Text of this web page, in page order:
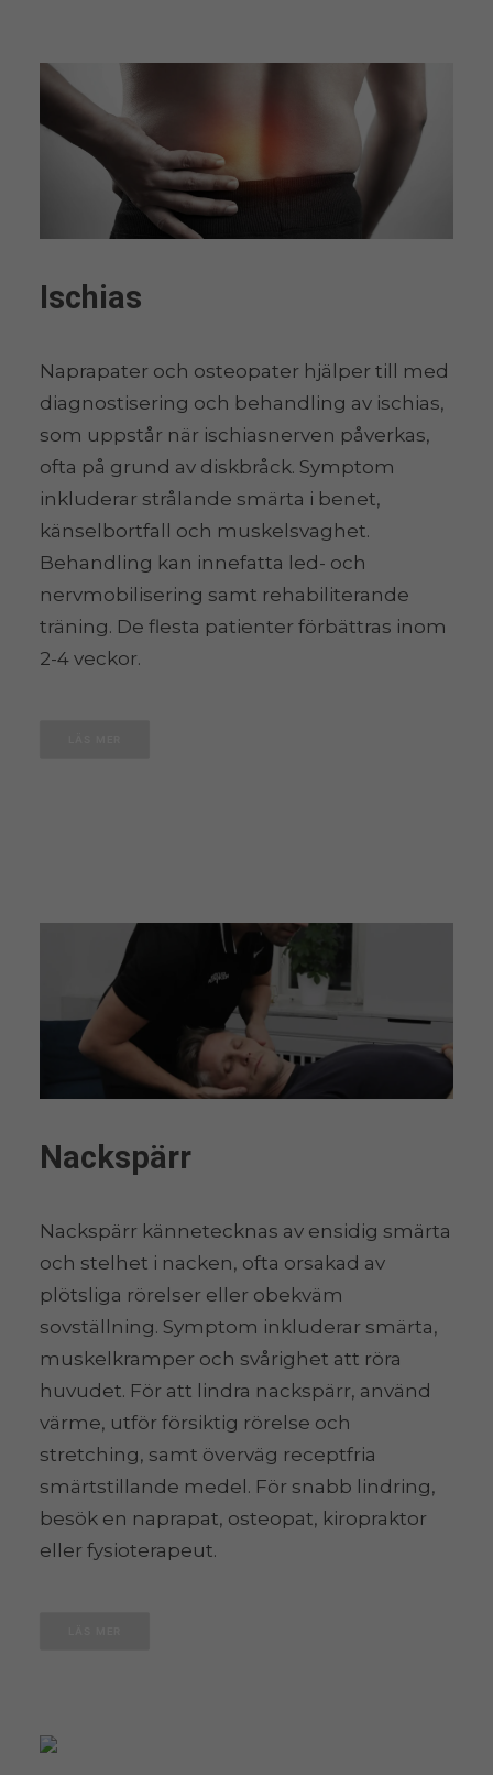
Ischias
Naprapater och osteopater hjälper till med
diagnostisering och behandling av ischias,
som uppstår när ischiasnerven påverkas,
ofta på grund av diskbråck. Symptom
inkluderar strålande smärta i benet,
känselbortfall och muskelsvaghet.
Behandling kan innefatta led- och
nervmobilisering samt rehabiliterande
träning. De flesta patienter förbättras inom
2-4 veckor.
Nackspärr
Nackspärr kännetecknas av ensidig smärta
och stelhet i nacken, ofta orsakad av
plötsliga rörelser eller obekväm
sovställning. Symptom inkluderar smärta,
muskelkramper och svårighet att röra
huvudet. För att lindra nackspärr, använd
värme, utför försiktig rörelse och
stretching, samt överväg receptfria
smärtstillande medel. För snabb lindring,
besök en naprapat, osteopat, kiropraktor
eller fysioterapeut.